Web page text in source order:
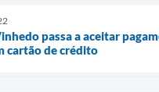
passa a aceitar
cartão de crédito